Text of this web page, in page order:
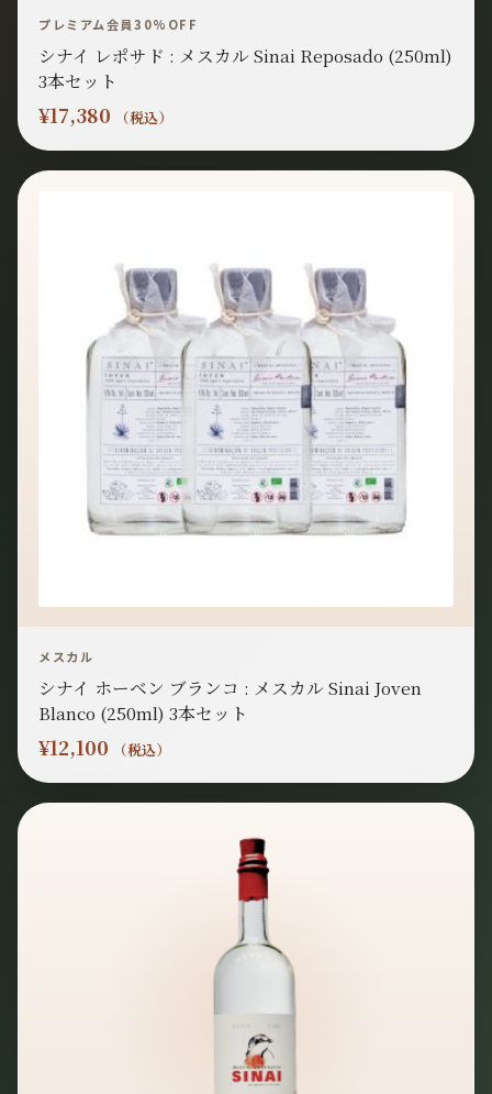
プレミアム会員30%OFF
シナイ レポサド : メスカル Sinai Reposado (250ml)
3本セット
¥17,380 （税込）
メスカル
シナイ ホーベン ブランコ : メスカル Sinai Joven
Blanco (250ml) 3本セット
¥12,100 （税込）